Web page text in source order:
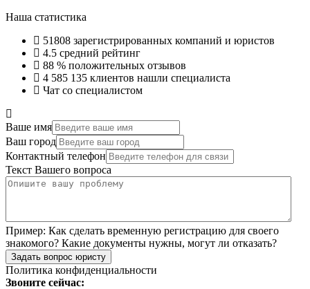
Наша статистика
51808 зарегистрированных компаний и юристов
4.5 средний рейтинг
88 % положительных отзывов
4 585 135 клиентов нашли специалиста
Чат со специалистом
Ваше имя
Ваш город
Контактный телефон
Текст Вашего вопроса
Пример: Как сделать временную регистрацию для своего
знакомого? Какие документы нужны, могут ли отказать?
Задать вопрос юристу
Политика конфиденциальности
Звоните сейчас: